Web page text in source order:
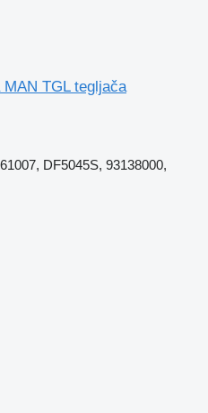
TGL tegljača
DF5045S, 93138000,